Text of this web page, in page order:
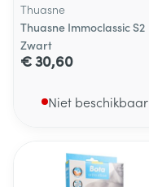
Thuasne
Thuasne Immoclassic S2
Zwart
€ 30,60
Niet beschikbaar